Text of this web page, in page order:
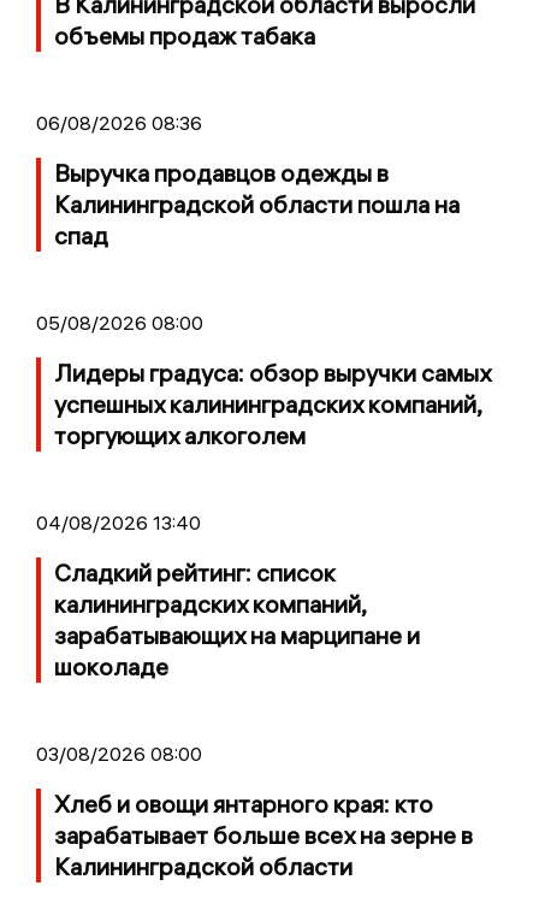
объемы продаж табака
06/08/2026 08:36
Выручка продавцов одежды в
Калининградской области пошла на
спад
05/08/2026 08:00
Лидеры градуса: обзор выручки самых
успешных калининградских компаний,
торгующих алкоголем
04/08/2026 13:40
Сладкий рейтинг: список
калининградских компаний,
зарабатывающих на марципане и
шоколаде
03/08/2026 08:00
Хлеб и овощи янтарного края: кто
зарабатывает больше всех на зерне в
Калининградской области